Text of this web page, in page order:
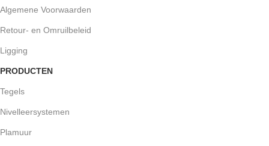
Algemene Voorwaarden
Retour- en Omruilbeleid
Ligging
PRODUCTEN
Tegels
Nivelleersystemen
Plamuur